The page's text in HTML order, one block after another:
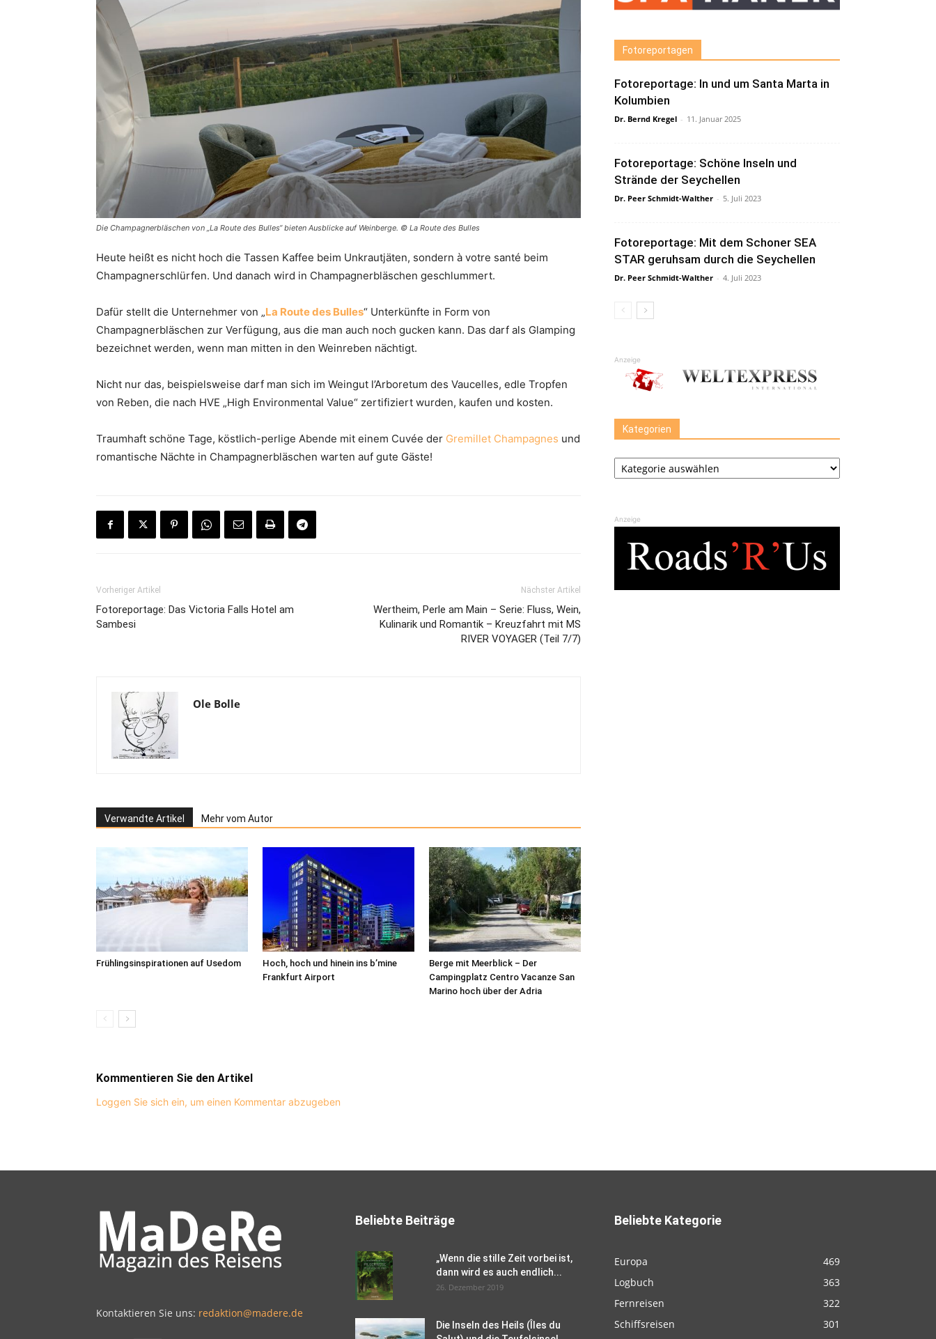
Die Champagnerbläschen von „La Route des Bulles“ bieten Ausblicke auf Weinberge. © La Route des Bulles
Heute heißt es nicht hoch die Tassen Kaffee beim Unkrautjäten, sondern à votre santé beim
Champagnerschlürfen. Und danach wird in Champagnerbläschen geschlummert.
Dafür stellt die Unternehmer von „La Route des Bulles“ Unterkünfte in Form von
Champagnerbläschen zur Verfügung, aus die man auch noch gucken kann. Das darf als Glamping
bezeichnet werden, wenn man mitten in den Weinreben nächtigt.
Nicht nur das, beispielsweise darf man sich im Weingut l’Arboretum des Vaucelles, edle Tropfen
von Reben, die nach HVE „High Environmental Value“ zertifiziert wurden, kaufen und kosten.
Traumhaft schöne Tage, köstlich-perlige Abende mit einem Cuvée der Gremillet Champagnes und
romantische Nächte in Champagnerbläschen warten auf gute Gäste!
Vorheriger Artikel
Fotoreportage: Das Victoria Falls Hotel am
Sambesi
Nächster Artikel
Wertheim, Perle am Main – Serie: Fluss, Wein,
Kulinarik und Romantik – Kreuzfahrt mit MS
RIVER VOYAGER (Teil 7/7)
Ole Bolle
Verwandte Artikel Mehr vom Autor
Frühlingsinspirationen auf Usedom
Hoch, hoch und hinein ins b’mine
Frankfurt Airport
Berge mit Meerblick – Der
Campingplatz Centro Vacanze San
Marino hoch über der Adria
Kommentieren Sie den Artikel
Loggen Sie sich ein, um einen Kommentar abzugeben
Fotoreportagen
Fotoreportage: In und um Santa Marta in
Kolumbien
Dr. Bernd Kregel - 11. Januar 2025
Fotoreportage: Schöne Inseln und
Strände der Seychellen
Dr. Peer Schmidt-Walther - 5. Juli 2023
Fotoreportage: Mit dem Schoner SEA
STAR geruhsam durch die Seychellen
Dr. Peer Schmidt-Walther - 4. Juli 2023
Anzeige
Kategorien
Kategorien
Anzeige
Kontaktieren Sie uns: redaktion@madere.de
Beliebte Beiträge
„Wenn die stille Zeit vorbei ist,
dann wird es auch endlich...
26. Dezember 2019
Die Inseln des Heils (Îles du
Beliebte Kategorie
Europa
469
Logbuch
363
Fernreisen
322
Schiffsreisen
301